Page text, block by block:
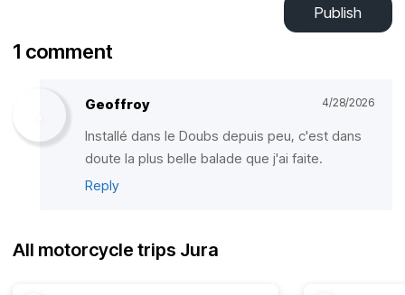
Publish
1 comment
Geoffroy 4/28/2026
Installé dans le Doubs depuis peu, c'est dans
doute la plus belle balade que j'ai faite.
Reply
All motorcycle trips Jura